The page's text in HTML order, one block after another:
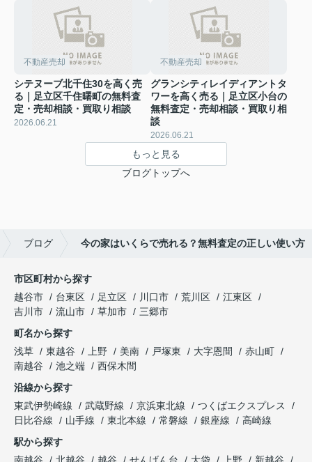
不動産売却
シテヌーブ北千住30を高く売
る｜足立区千住曙町の無料査
定・売却相談・買取り相談
2026.06.21
不動産売却
グランシティレイディアントタ
ワーを高く売る｜足立区小台の
無料査定・売却相談・買取り相
談
2026.06.21
もっと見る
ブログトップへ
ブログ 今の家はいくらで売れる？無料査定の正しい使い方
市区町村から探す
越谷市
台東区 足立区 川口市 荒川区
江東区
吉川市
流山市 草加市
三郷市
町名から探す
浅草
東越谷 上野 美南 戸塚東 大字恩間
赤山町
南越谷
池之端
西保木間
沿線から探す
東武伊勢崎線
武蔵野線 京浜東北線
つくばエクスプレス
日比谷線
山手線 東北本線 常磐線 銀座線
高崎線
駅から探す
南越谷
北越谷 越谷 せんげん台 大袋 上野
新越谷